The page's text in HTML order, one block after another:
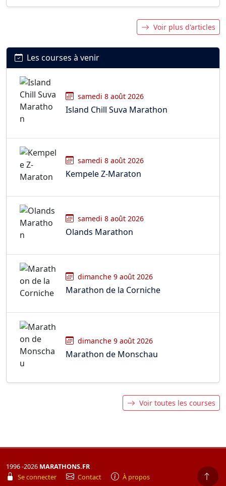
Voir plus d'articles
Les courses à venir
samedi 8 août 2026
Island Chill Suva Marathon
samedi 8 août 2026
Kempele Z-Maraton
samedi 8 août 2026
Olands Marathon
dimanche 9 août 2026
Marathon de la Corniche
dimanche 9 août 2026
Marathon de Monschau
Voir toutes les courses
1996 -2026 MARATHONS.FR
Se connecter
Contact À propos